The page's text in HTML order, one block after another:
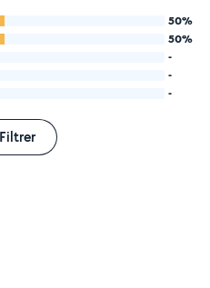
50%
50%
-
-
-
Filtrer